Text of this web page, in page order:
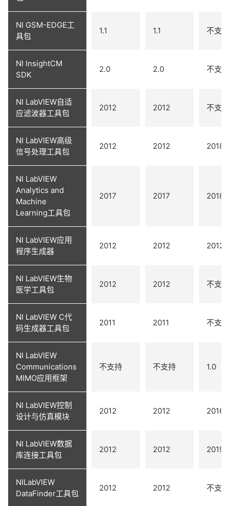
NI GSM-EDGE工
具包
1.1 1.1 不支持
NI InsightCM
SDK
2.0 2.0 不支持
NI LabVIEW自适
应滤波器工具包
2012 2012 不支持
NI LabVIEW高级
信号处理工具包
2012 2012 2018
NI LabVIEW
Analytics and
Machine
Learning工具包
2017 2017 2018
NI LabVIEW应用
程序生成器
2012 2012 2012
NI LabVIEW生物
医学工具包
2012 2012 不支持
NI LabVIEW C代
码生成器工具包
2011 2011 不支持
NI LabVIEW
Communications
MIMO应用框架
不支持 不支持 1.0
NI LabVIEW控制
设计与仿真模块
2012 2012 2016
NI LabVIEW数据
库连接工具包
2012 2012 2019
NILabVIEW
DataFinder工具包
2012 2012 不支持